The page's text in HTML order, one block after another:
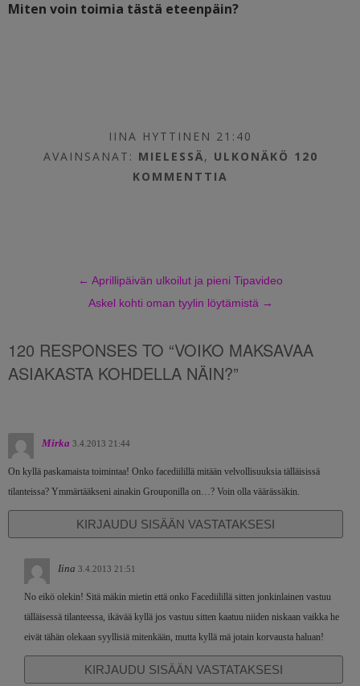
Miten voin toimia tästä eteenpäin?
IINA HYTTINEN 21:40
AVAINSANAT: MIELESSÄ, ULKONÄKÖ 120
KOMMENTTIA
← Aprillipäivän ulkoilut ja pieni Tipavideo
Askel kohti oman tyylin löytämistä →
120 RESPONSES TO “VOIKO MAKSAVAA
ASIAKASTA KOHDELLA NÄIN?”
Mirka 3.4.2013 21:44
On kyllä paskamaista toimintaa! Onko facediilillä mitään velvollisuuksia tälläisissä
tilanteissa? Ymmärtääkseni ainakin Grouponilla on…? Voin olla väärässäkin.
KIRJAUDU SISÄÄN VASTATAKSESI
Iina 3.4.2013 21:51
No eikö olekin! Sitä mäkin mietin että onko Facediilillä sitten jonkinlainen vastuu
tälläisessä tilanteessa, ikävää kyllä jos vastuu sitten kaatuu niiden niskaan vaikka he
eivät tähän olekaan syyllisiä mitenkään, mutta kyllä mä jotain korvausta haluan!
KIRJAUDU SISÄÄN VASTATAKSESI